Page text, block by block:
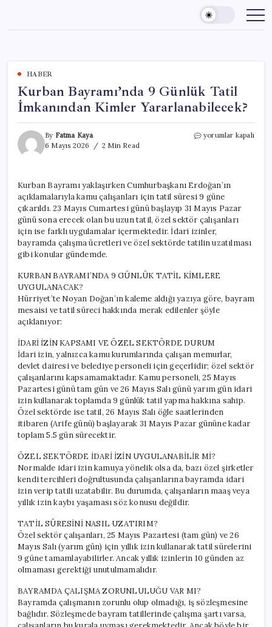
content
HABER
Kurban Bayramı’nda 9 Günlük Tatil
İmkanından Kimler Yararlanabilecek?
By Fatma Kaya
6 Mayıs 2026
2 Min Read
Kurban
İmkanından
Kimler
Yararlanabilecek?
için
yorumlar kapalı
Kurban Bayramı yaklaşırken Cumhurbaşkanı Erdoğan’ın
açıklamalarıyla kamu çalışanları için tatil süresi 9 güne
çıkarıldı. 23 Mayıs Cumartesi günü başlayıp 31 Mayıs Pazar
günü sona erecek olan bu uzun tatil, özel sektör çalışanları
için ise farklı uygulamalar içermektedir. İdari izinler,
bayramda çalışma ücretleri ve özel sektörde tatilin uzatılması
gibi konular gündemde.
KURBAN BAYRAMI’NDA 9 GÜNLÜK TATİL KİMLERE
UYGULANACAK?
Hürriyet’te Noyan Doğan’ın kaleme aldığı yazıya göre, bayram
mesaisi ve tatil süreci hakkında merak edilenler şöyle
açıklanıyor:
İDARİ İZİN KAPSAMI VE ÖZEL SEKTÖRDE DURUM
İdari izin, yalnızca kamu kurumlarında çalışan memurlar,
devlet dairesi ve belediye personeli için geçerlidir; özel sektör
çalışanlarını kapsamamaktadır. Kamu personeli, 25 Mayıs
Pazartesi günü tam gün ve 26 Mayıs Salı günü yarım gün idari
izin kullanarak toplamda 9 günlük tatil yapma hakkına sahip.
Özel sektörde ise tatil, 26 Mayıs Salı öğle saatlerinden
itibaren (Arife günü) başlayarak 31 Mayıs Pazar gününe kadar
toplam 5.5 gün sürecektir.
ÖZEL SEKTÖRDE İDARİ İZİN UYGULANABİLİR Mİ?
Normalde idari izin kamuya yönelik olsa da, bazı özel şirketler
kendi tercihleri doğrultusunda çalışanlarına bayramda idari
izin verip tatili uzatabilir. Bu durumda, çalışanların maaş veya
yıllık izin kaybı yaşaması söz konusu değildir.
TATİL SÜRESİNİ NASIL UZATIRIM?
Özel sektör çalışanları, 25 Mayıs Pazartesi (tam gün) ve 26
Mayıs Salı (yarım gün) için yıllık izin kullanarak tatil sürelerini
9 güne tamamlayabilirler. Ancak yıllık izinlerin 10 günden az
olmaması gerektiği unutulmamalıdır.
BAYRAMDA ÇALIŞMA ZORUNLULUĞU VAR MI?
Bayramda çalışmanın zorunlu olup olmadığı, iş sözleşmesine
bağlıdır. Sözleşmede bayram tatillerinde çalışma şartı varsa,